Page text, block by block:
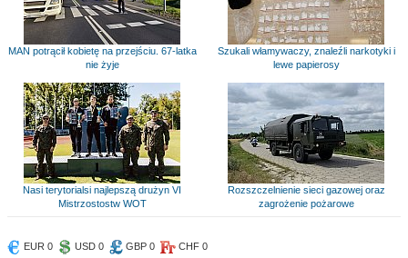
MAN potrącił kobietę na przejściu. 67-latka
nie żyje
Szukali włamywaczy, znaleźli narkotyki i
lewe papierosy
Nasi terytorialsi najlepszą drużyn VI
Mistrzostostw WOT
Rozszczelnienie sieci gazowej oraz
zagrożenie pożarowe
EUR 0 USD 0 GBP 0 CHF 0